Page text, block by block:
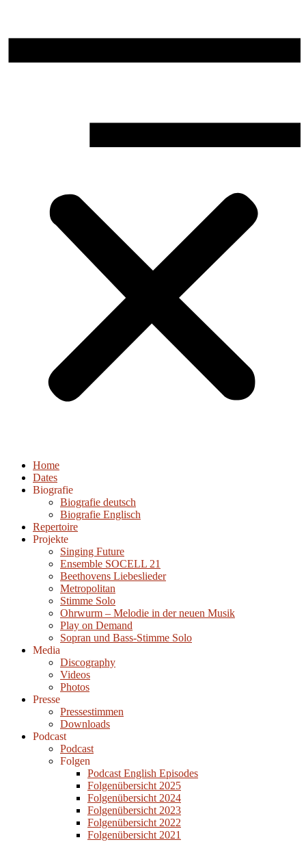
Home
Dates
Biografie
Biografie deutsch
Biografie Englisch
Repertoire
Projekte
Singing Future
Ensemble SOCELL 21
Beethovens Liebeslieder
Metropolitan
Stimme Solo
Ohrwurm – Melodie in der neuen Musik
Play on Demand
Sopran und Bass-Stimme Solo
Media
Discography
Videos
Photos
Presse
Pressestimmen
Downloads
Podcast
Podcast
Folgen
Podcast English Episodes
Folgenübersicht 2025
Folgenübersicht 2024
Folgenübersicht 2023
Folgenübersicht 2022
Folgenübersicht 2021